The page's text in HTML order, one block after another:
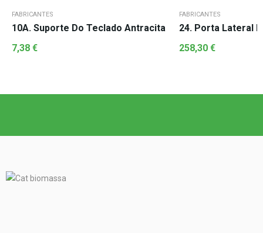
FABRICANTES
10A. Suporte Do Teclado Antracita
7,38 €
FABRICANTES
24. Porta Lateral
258,30 €